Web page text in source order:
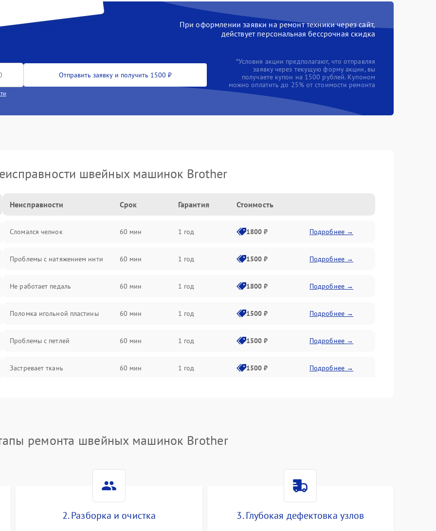
При оформлении заявки на ремонт техники через сайт,
действует персональная бессрочная скидка
Отправить заявку и получить 1500 ₽
*Условия акции предполагают, что отправляя
заявку через текущую форму акции, вы
получаете купон на 1500 рублей. Купоном
можно оплатить до 25% от стоимости ремонта
швейных машинок Brother
Неисправности Срок Гарантия Стоимость
Сломался челнок 60 мин 1 год 1800 ₽ Подробнее →
Проблемы с натяжением нити 60 мин 1 год 1500 ₽ Подробнее →
Не работает педаль 60 мин 1 год 1800 ₽ Подробнее →
Поломка игольной пластины 60 мин 1 год 1500 ₽ Подробнее →
Проблемы с петлей 60 мин 1 год 1500 ₽ Подробнее →
Застревает ткань 60 мин 1 год 1500 ₽ Подробнее →
ремонта швейных машинок Brother
2. Разборка и очистка 3. Глубокая дефектовка узлов